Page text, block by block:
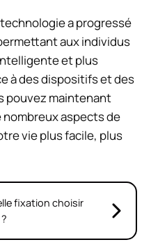
a progressé
aux individus
et plus
à des dispositifs et des
pouvez maintenant
aspects de
vie plus facile, plus
fixation choisir